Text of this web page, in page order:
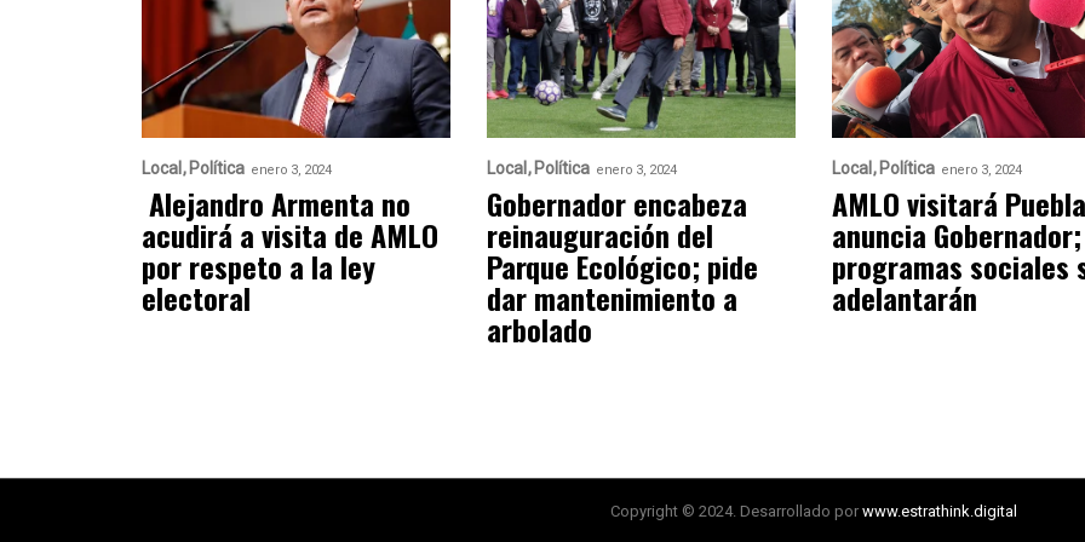
Local Política enero 3, 2024
Alejandro Armenta no
acudirá a visita de AMLO
por respeto a la ley
electoral
Local Política enero 3, 2024
Gobernador encabeza
reinauguración del
Parque Ecológico; pide
dar mantenimiento a
arbolado
Local Política enero 3, 2024
AMLO visitará
anuncia Gobernador;
programas sociales
adelantarán
Copyright © 2024. Desarrollado por www.estrathink.digital